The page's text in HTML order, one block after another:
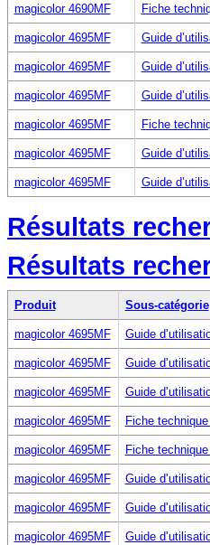
magicolor 4690MF Fiche
magicolor 4695MF Guide
magicolor 4695MF Guide
magicolor 4695MF Guide
magicolor 4695MF Fiche
magicolor 4695MF Guide
magicolor 4695MF Guide
Résultats
Résultats
Produit Sous-catégorie
magicolor 4695MF Guide
magicolor 4695MF Guide
magicolor 4695MF Guide
magicolor 4695MF Fiche
magicolor 4695MF Fiche
magicolor 4695MF Guide
magicolor 4695MF Guide
magicolor 4695MF Guide